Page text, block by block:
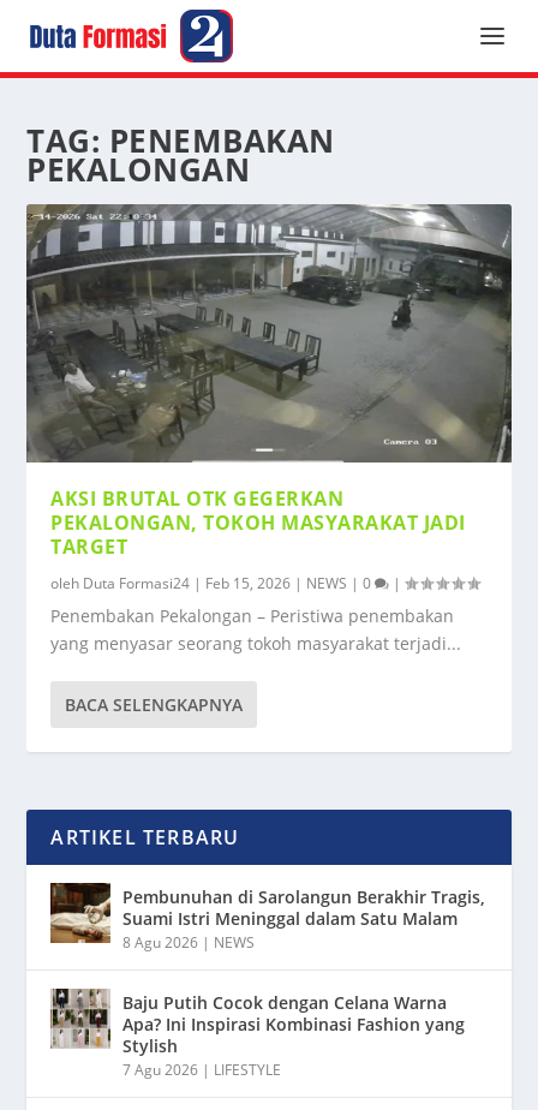
TAG: PENEMBAKAN
PEKALONGAN
AKSI BRUTAL OTK GEGERKAN
PEKALONGAN, TOKOH MASYARAKAT JADI
TARGET
oleh Duta Formasi24 | Feb 15, 2026 | NEWS |0 |
Penembakan Pekalongan – Peristiwa penembakan
yang menyasar seorang tokoh masyarakat terjadi...
BACA SELENGKAPNYA
ARTIKEL TERBARU
Pembunuhan di Sarolangun Berakhir Tragis,
Suami Istri Meninggal dalam Satu Malam
8 Agu 2026 | NEWS
Baju Putih Cocok dengan Celana Warna
Apa? Ini Inspirasi Kombinasi Fashion yang
Stylish
7 Agu 2026 | LIFESTYLE